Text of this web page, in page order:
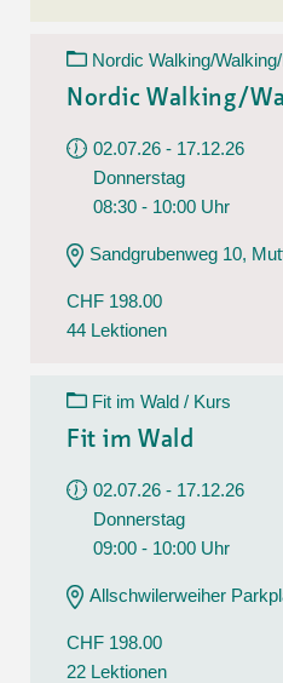
Nordic Walking/
Nordic Walking/
02.07.26 - 17.12.26
Donnerstag
08:30 - 10:00 Uhr
Sandgrubenweg 10,
CHF 198.00
44 Lektionen
Fit im Wald / Kurs
Fit im Wald
02.07.26 - 17.12.26
Donnerstag
09:00 - 10:00 Uhr
Allschwilerweiher
CHF 198.00
22 Lektionen